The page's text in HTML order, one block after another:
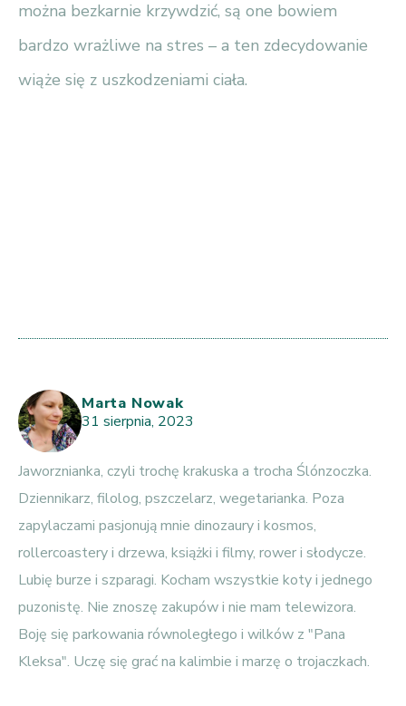
można bezkarnie krzywdzić, są one bowiem
bardzo wrażliwe na stres – a ten zdecydowanie
wiąże się z uszkodzeniami ciała.
Marta Nowak
31 sierpnia, 2023
Jaworznianka, czyli trochę krakuska a trocha Ślónzoczka.
Dziennikarz, filolog, pszczelarz, wegetarianka. Poza
zapylaczami pasjonują mnie dinozaury i kosmos,
rollercoastery i drzewa, książki i filmy, rower i słodycze.
Lubię burze i szparagi. Kocham wszystkie koty i jednego
puzonistę. Nie znoszę zakupów i nie mam telewizora.
Boję się parkowania równoległego i wilków z "Pana
Kleksa". Uczę się grać na kalimbie i marzę o trojaczkach.